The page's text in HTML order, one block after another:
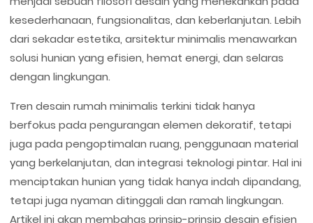
kesederhanaan, fungsionalitas, dan keberlanjutan. Lebih
dari sekadar estetika, arsitektur minimalis menawarkan
solusi hunian yang efisien, hemat energi, dan selaras
dengan lingkungan.
Tren desain rumah minimalis terkini tidak hanya
berfokus pada pengurangan elemen dekoratif, tetapi
juga pada pengoptimalan ruang, penggunaan material
yang berkelanjutan, dan integrasi teknologi pintar. Hal ini
menciptakan hunian yang tidak hanya indah dipandang,
tetapi juga nyaman ditinggali dan ramah lingkungan.
Artikel ini akan membahas prinsip-prinsip desain efisien